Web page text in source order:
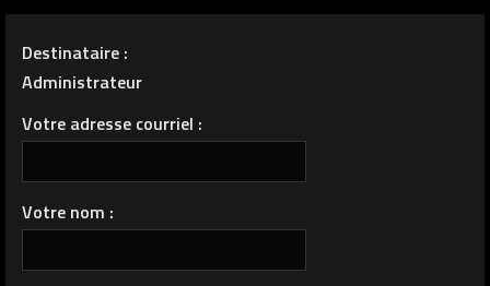
Destinataire :
Administrateur
Votre adresse courriel :
Votre nom :